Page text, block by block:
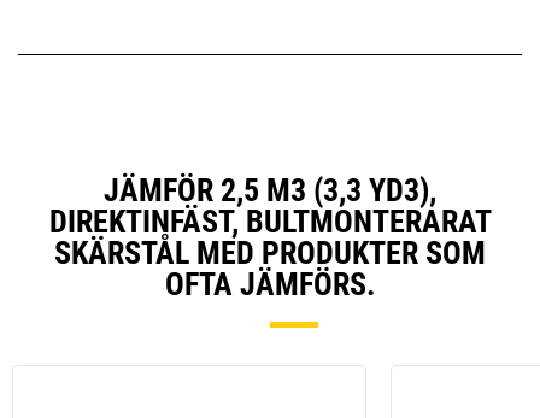
JÄMFÖR 2,5 M3 (3,3 YD3),
DIREKTINFÄST, BULTMONTERARAT
SKÄRSTÅL MED PRODUKTER SOM
OFTA JÄMFÖRS.